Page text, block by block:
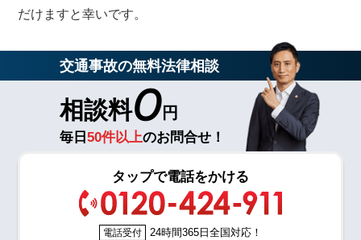
だけますと幸いです。
交通事故の無料法律相談
相談料0 円
毎日 50件以上のお問合せ！
タップで電話をかける
電話受付 24時間365日全国対応！